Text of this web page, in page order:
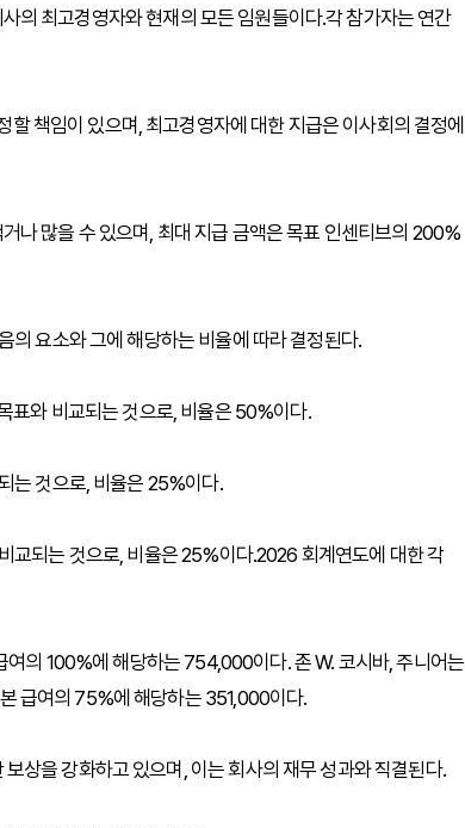
의 최고경영자와 현재의 모든 임원들이다.각 참가자는 연간
책임이 있으며, 최고경영자에 대한 지급은 이사회의 결정에
나 많을 수 있으며, 최대 지급 금액은 목표 인센티브의 200%
의 요소와 그에 해당하는 비율에 따라 결정된다.
표와 비교되는 것으로, 비율은 50%이다.
는 것으로, 비율은 25%이다.
교되는 것으로, 비율은 25%이다.2026 회계연도에 대한 각
여의 100%에 해당하는 754,000이다. 존 W. 코시바, 주니어는
급여의 75%에 해당하는 351,000이다.
상을 강화하고 있으며, 이는 회사의 재무 성과와 직결된다.